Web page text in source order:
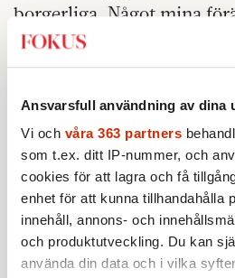
Ansvarsfull användning av dina
Vi och våra 363 partners
som t.ex. ditt IP-nummer, och
cookies för att lagra och få
enhet för att kunna tillhandahålla
innehåll, annons- och
och produktutveckling. Du kan
använda din data och i vilka
borgerliga. Något mina
men kanske inte riktigt levt.
tröttnade på att kallas
kom chansen. En
byggas ut och Wingårdh
ett märkligt hus, ”gömt
kritikerna. Men också ett
Wingårdh skriver de
det ena projektet efter det